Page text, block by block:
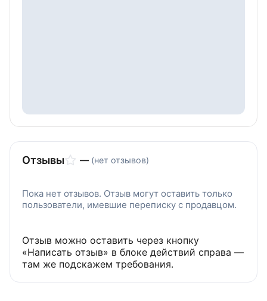
Отзывы — (нет отзывов)
Пока нет отзывов. Отзыв могут оставить только
пользователи, имевшие переписку с продавцом.
Отзыв можно оставить через кнопку
«Написать отзыв» в блоке действий справа —
там же подскажем требования.